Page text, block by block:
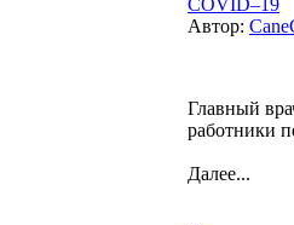
COVID–19
Автор:
Главный
работники
Далее...